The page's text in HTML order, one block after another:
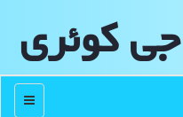
كوئری
منو